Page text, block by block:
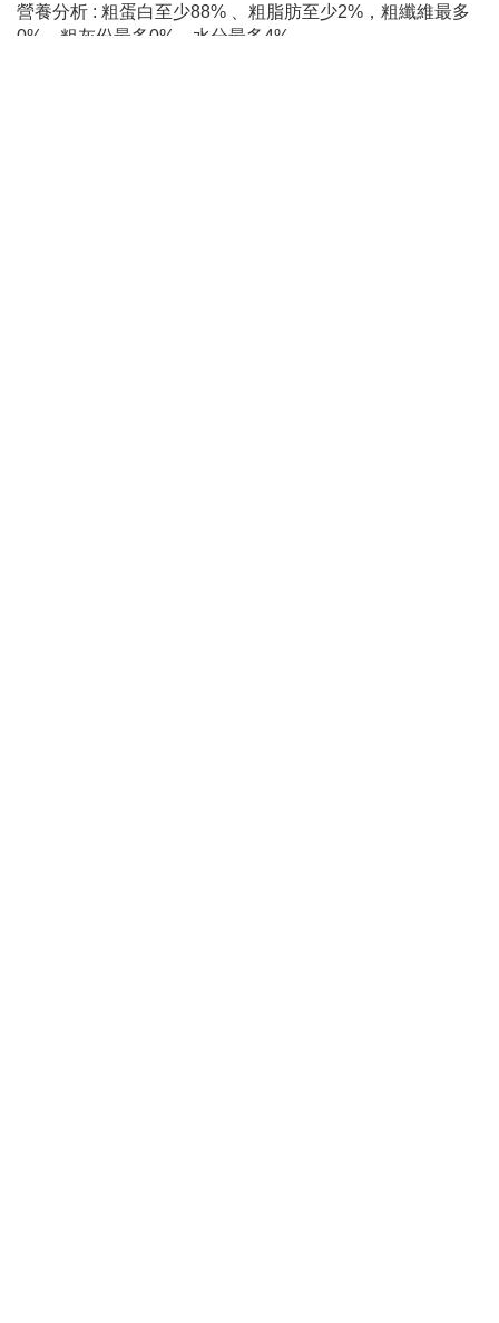
營養分析 : 粗蛋白至少88% 、粗脂肪至少2%，粗纖維最多
0%，粗灰份最多0%，水分最多4%